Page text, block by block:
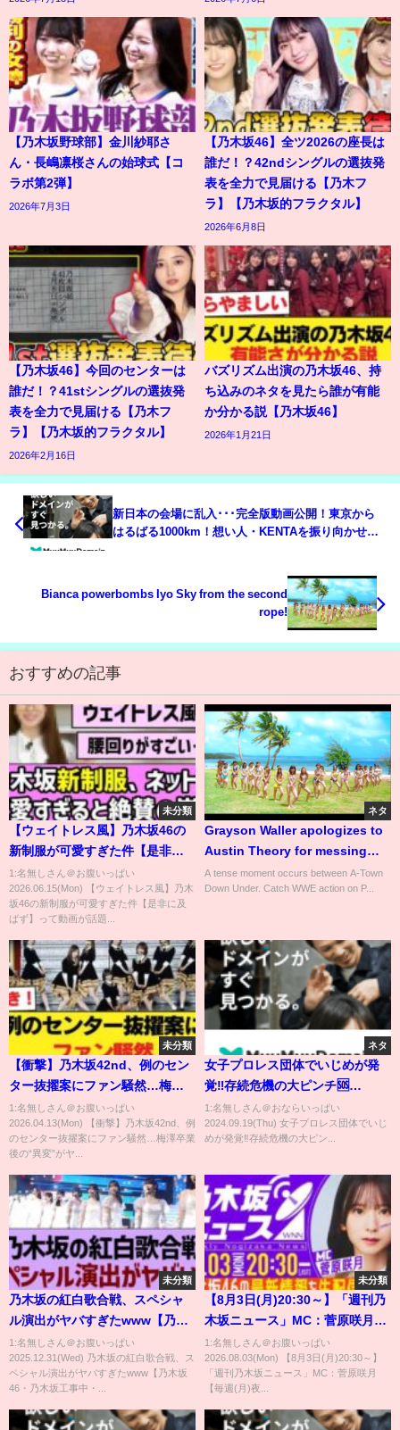
【乃木坂野球部】金川紗耶さ
ん・長嶋凛桜さんの始球式【コ
ラボ第2弾】
2026年7月3日
【乃木坂46】全ツ2026の座長は
誰だ！？42ndシングルの選抜発
表を全力で見届ける【乃木フ
ラ】【乃木坂的フラクタル】
2026年6月8日
【乃木坂46】今回のセンターは
誰だ！？41stシングルの選抜発
表を全力で見届ける【乃木フ
ラ】【乃木坂的フラクタル】
2026年2月16日
バズリズム出演の乃木坂46、持
ち込みのネタを見たら誰が有能
か分かる説【乃木坂46】
2026年1月21日
新日本の会場に乱入･･･完全版動画公開！東京から
はるばる1000km！想い人・KENTAを振り向かせる
Bianca powerbombs Iyo Sky from the second
rope!
おすすめの記事
未分類
【ウェイトレス風】乃木坂46の
新制服が可愛すぎた件【是非に
及ばず】
1:名無しさん＠お腹いっぱい
2026.06.15(Mon) 【ウェイトレス風】乃木
坂46の新制服が可愛すぎた件【是非に及
ばず】って動画が話題...
ネタ
Grayson Waller apologizes to
Austin Theory for messing
with him: SmackDown
highlights, Aug. 30, 2024
A tense moment occurs between A-Town
Down Under. Catch WWE action on P...
未分類
【衝撃】乃木坂42nd、例のセン
ター抜擢案にファン騒然…梅澤
卒業後の“異変”がヤバすぎるん
だがw【乃木坂46】
1:名無しさん＠お腹いっぱい
2026.04.13(Mon) 【衝撃】乃木坂42nd、例
のセンター抜擢案にファン騒然…梅澤卒業
後の“異変”がヤ...
ネタ
女子プロレス団体でいじめが発
覚‼️存続危機の大ピンチ🆘
#shorts #short #スターダム
#stardom #プロレス #女子プロ
レス #格闘技 #マリーゴールド
1:名無しさん＠おならいっぱい
2024.09.19(Thu) 女子プロレス団体でいじ
めが発覚‼️存続危機の大ピン...
未分類
乃木坂の紅白歌合戦、スペシャ
ル演出がヤバすぎたwww【乃木
坂46・乃木坂工事中・乃木坂配
信中】
1:名無しさん＠お腹いっぱい
2025.12.31(Wed) 乃木坂の紅白歌合戦、ス
ペシャル演出がヤバすぎたwww【乃木坂
46・乃木坂工事中・...
未分類
【8月3日(月)20:30～】「週刊乃
木坂ニュース」MC：菅原咲月
【毎週(月)夜に生配信】
1:名無しさん＠お腹いっぱい
2026.08.03(Mon) 【8月3日(月)20:30～】
「週刊乃木坂ニュース」MC：菅原咲月
【毎週(月)夜...